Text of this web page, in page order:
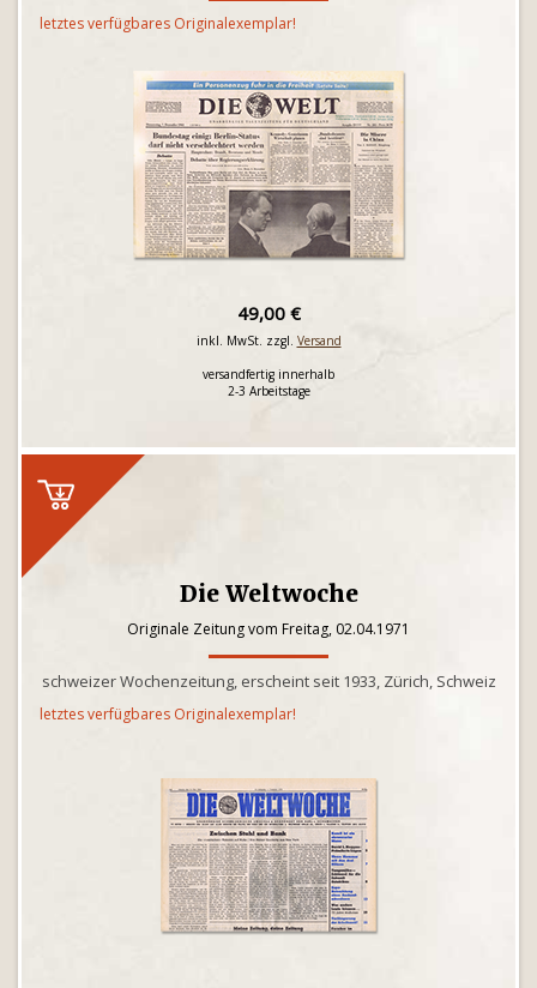
letztes verfügbares Originalexemplar!
49,00 €
inkl. MwSt. zzgl. Versand
versandfertig innerhalb
2-3 Arbeitstage
Die Weltwoche
Originale Zeitung vom Freitag, 02.04.1971
schweizer Wochenzeitung, erscheint seit 1933, Zürich, Schweiz
letztes verfügbares Originalexemplar!